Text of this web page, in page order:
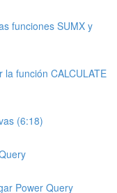
funciones SUMX y
función CALCULATE
(6:18)
Power Query